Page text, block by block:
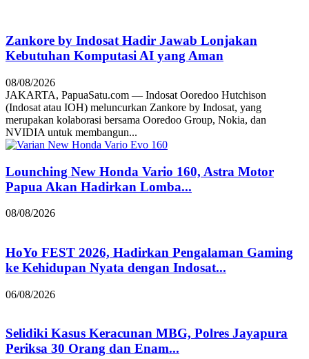
Zankore by Indosat Hadir Jawab Lonjakan
Kebutuhan Komputasi AI yang Aman
08/08/2026
JAKARTA, PapuaSatu.com — Indosat Ooredoo Hutchison
(Indosat atau IOH) meluncurkan Zankore by Indosat, yang
merupakan kolaborasi bersama Ooredoo Group, Nokia, dan
NVIDIA untuk membangun...
Lounching New Honda Vario 160, Astra Motor
Papua Akan Hadirkan Lomba...
08/08/2026
HoYo FEST 2026, Hadirkan Pengalaman Gaming
ke Kehidupan Nyata dengan Indosat...
06/08/2026
Selidiki Kasus Keracunan MBG, Polres Jayapura
Periksa 30 Orang dan Enam...